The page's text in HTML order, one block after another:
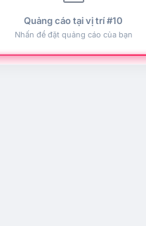
Quảng cáo tại vị trí #10
Nhấn để đặt quảng cáo của bạn